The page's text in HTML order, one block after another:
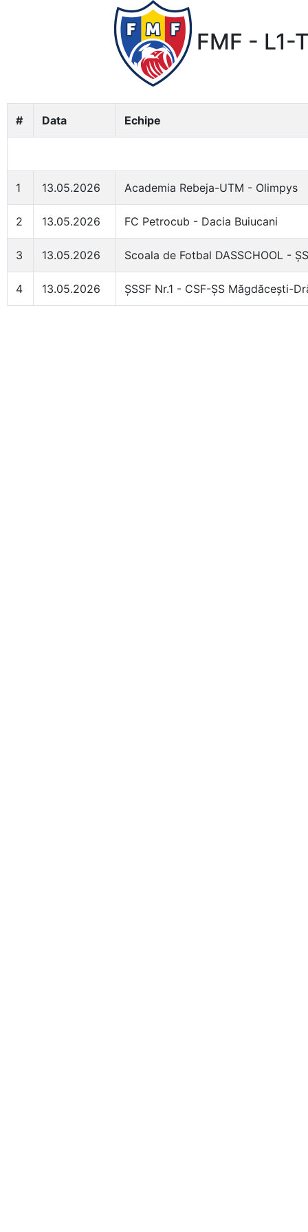
FMF - L1-
# Data Echipe
1 13.05.2026 Academia Rebeja-UTM - Olimpys
2 13.05.2026 FC Petrocub - Dacia Buiucani
3 13.05.2026 Scoala de Fotbal DASSCHOOL -
4 13.05.2026 ȘSSF Nr.1 - CSF-ȘS Măgdăcești-